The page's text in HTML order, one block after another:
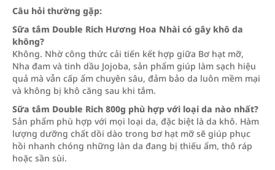
Câu hỏi thường gặp:
Sữa tắm Double Rich Hương Hoa Nhài có gây khô da
không?
Không. Nhờ công thức cải tiến kết hợp giữa Bơ hạt mỡ,
Nha đam và tinh dầu Jojoba, sản phẩm giúp làm sạch hiệu
quả mà vẫn cấp ẩm chuyên sâu, đảm bảo da luôn mềm mại
và không bị khô căng sau khi tắm.
Sữa tắm Double Rich 800g phù hợp với loại da nào nhất?
Sản phẩm phù hợp với mọi loại da, đặc biệt là da khô. Hàm
lượng dưỡng chất dồi dào trong bơ hạt mỡ sẽ giúp phục
hồi nhanh chóng những làn da đang bị thiếu ẩm, thô ráp
hoặc sần sùi.